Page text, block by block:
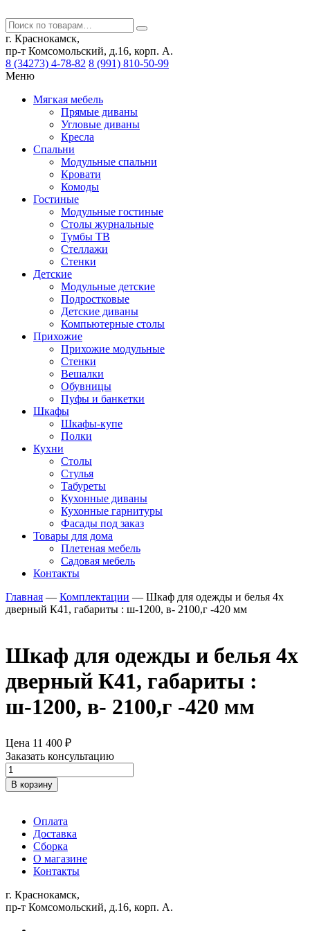
г. Краснокамск,
пр-т Комсомольский, д.16, корп. А.
8 (34273) 4-78-82 8 (991) 810-50-99
Меню
Мягкая мебель
Прямые диваны
Угловые диваны
Кресла
Спальни
Модульные спальни
Кровати
Комоды
Гостиные
Модульные гостиные
Столы журнальные
Тумбы ТВ
Стеллажи
Стенки
Детские
Модульные детские
Подростковые
Детские диваны
Компьютерные столы
Прихожие
Прихожие модульные
Стенки
Вешалки
Обувницы
Пуфы и банкетки
Шкафы
Шкафы-купе
Полки
Кухни
Столы
Стулья
Табуреты
Кухонные диваны
Кухонные гарнитуры
Фасады под заказ
Товары для дома
Плетеная мебель
Садовая мебель
Контакты
Главная — Комплектации — Шкаф для одежды и белья 4х
дверный К41, габариты : ш-1200, в- 2100,г -420 мм
Шкаф для одежды и белья 4х
дверный К41, габариты :
ш-1200, в- 2100,г -420 мм
Цена 11 400 ₽
Заказать консультацию
Количество
товара
Шкаф
одежды
белья
дверный
габариты
:
В корзину
Оплата
Доставка
Сборка
О магазине
Контакты
г. Краснокамск,
пр-т Комсомольский, д.16, корп. А.